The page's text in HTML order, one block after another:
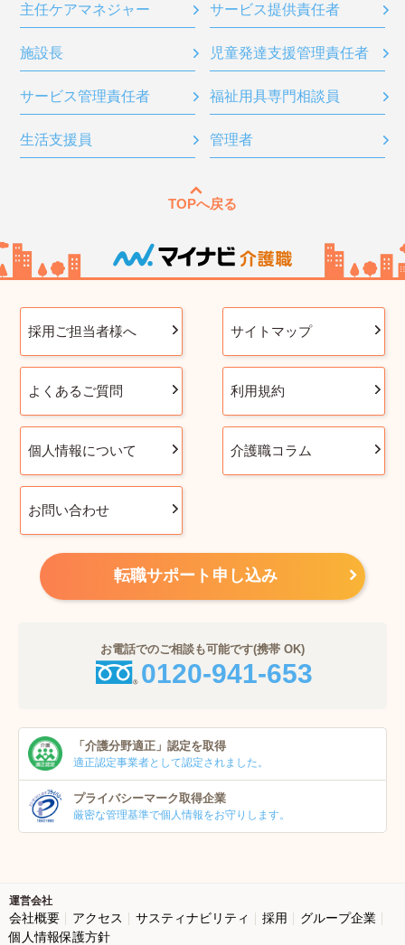
主任ケアマネジャー サービス提供責任者
施設長 児童発達支援管理責任者
サービス管理責任者 福祉用具専門相談員
生活支援員 管理者
TOPへ戻る
採用ご担当者様へ サイトマップ
よくあるご質問 利用規約
個人情報について 介護職コラム
お問い合わせ
転職サポート申し込み
お電話でのご相談も可能です(携帯 OK)
0120-941-653
「介護分野適正」 認定を取得
適正認定事業者として認定されました。
プライバシーマーク取得企業
厳密な管理基準で個人情報をお守りします。
運営会社
会社概要 アクセス サスティナビリティ 採用
グループ企業
個人情報保護方針